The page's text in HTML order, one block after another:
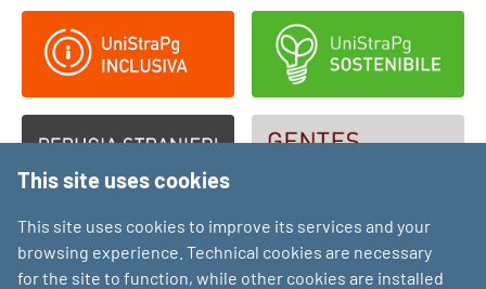
This site uses cookies
This site uses cookies to improve its services and your
browsing experience. Technical cookies are necessary
for the site to function, while other cookies are installed